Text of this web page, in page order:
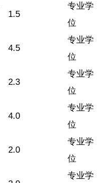
1.5
专业学
位
4.5
专业学
位
2.3
专业学
位
4.0
专业学
位
2.0
专业学
位
专业学